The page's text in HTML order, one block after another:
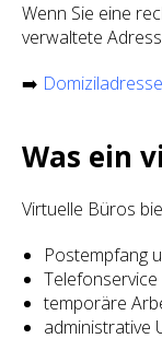
Wenn Sie eine
verwaltete
➡️
Was ein
Virtuelle Büros
Postempfang
Telefonservice
temporäre
administrative